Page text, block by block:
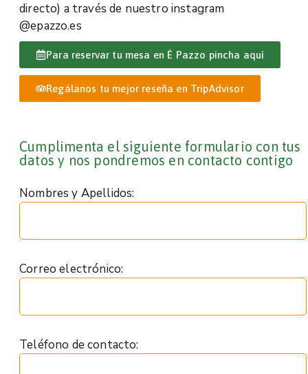
directo) a través de nuestro instagram
@epazzo.es
Para reservar tu mesa en È Pazzo pincha aquí
Regálanos tu mejor reseña en TripAdvisor
Cumplimenta el siguiente formulario con tus
datos y nos pondremos en contacto contigo
Nombres y Apellidos:
Correo electrónico:
Teléfono de contacto: